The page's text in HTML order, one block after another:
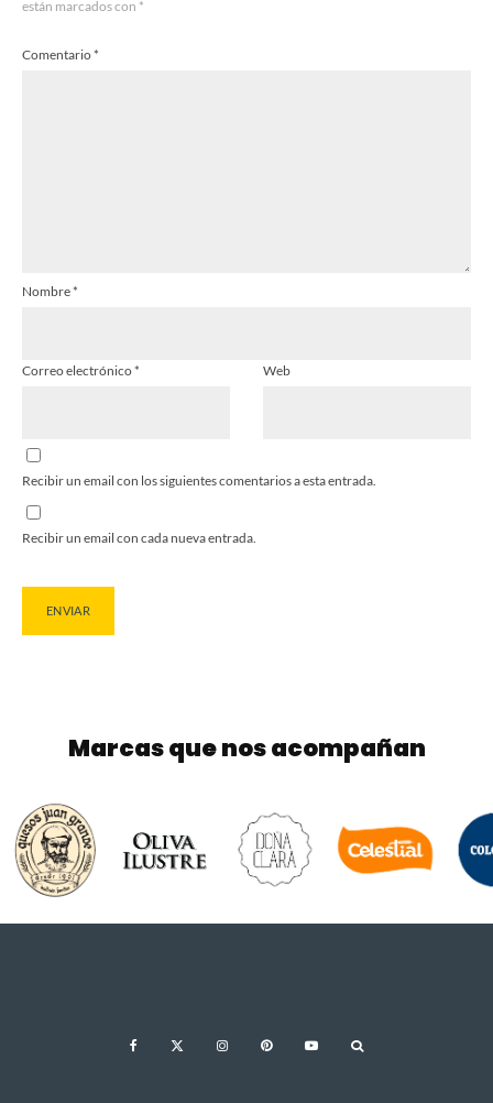
están marcados con *
Comentario*
Nombre*
Correo electrónico* Web
Recibir un email con los siguientes comentarios a esta entrada.
Recibir un email con cada nueva entrada.
Marcas que nos acompañan